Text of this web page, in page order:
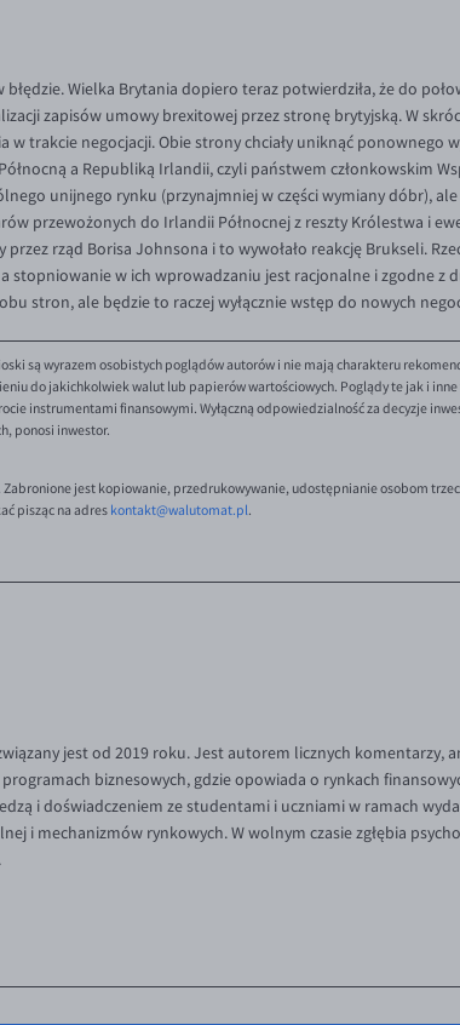
Wielka Brytania dopiero teraz potwierdziła, że do
zapisów umowy brexitowej przez stronę brytyjską. W
w trakcie negocjacji. Obie strony chciały uniknąć ponownego
a Republiką Irlandii, czyli państwem członkowskim
unijnego rynku (przynajmniej w części wymiany dóbr),
przewożonych do Irlandii Północnej z reszty Królestwa i
rząd Borisa Johnsona i to wywołało reakcję Brukseli.
stopniowanie w ich wprowadzaniu jest racjonalne i zgodne z
stron, ale będzie to raczej wyłącznie wstęp do nowych
są wyrazem osobistych poglądów autorów i nie mają charakteru
do jakichkolwiek walut lub papierów wartościowych. Poglądy te jak i
instrumentami finansowymi. Wyłączną odpowiedzialność za decyzje
ponosi inwestor.
jest kopiowanie, przedrukowywanie, udostępnianie osobom
pisząc na adres kontakt@walutomat.pl.
jest od 2019 roku. Jest autorem licznych komentarzy,
biznesowych, gdzie opowiada o rynkach
i doświadczeniem ze studentami i uczniami w ramach
i mechanizmów rynkowych. W wolnym czasie zgłębia